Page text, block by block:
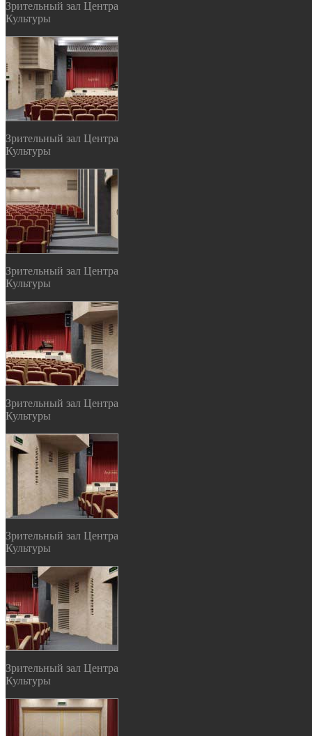
Зрительный зал Центра
Культуры
Зрительный зал Центра
Культуры
Зрительный зал Центра
Культуры
Зрительный зал Центра
Культуры
Зрительный зал Центра
Культуры
Зрительный зал Центра
Культуры